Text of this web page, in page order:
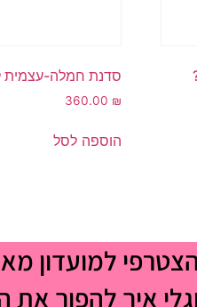
סדנת חמלה-עצמית
360.00 ₪
הוספה לסל
הצטרפי למועדון
איך להפוך את